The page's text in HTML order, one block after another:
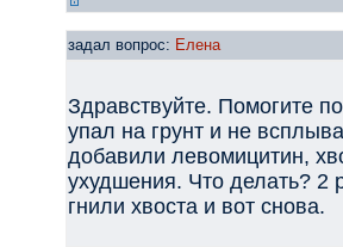
задал вопрос: Елена
Здравствуйте. Помогите
упал на грунт и не
добавили левомицитин,
ухудшения. Что делать? 2
гнили хвоста и вот снова.